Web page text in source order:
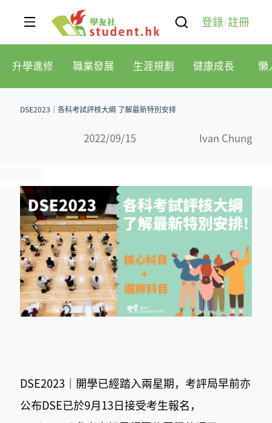
登錄 註冊
升學進修 職業發展 生涯規劃 健康成長 懶
DSE2023｜各科考試評核大綱 了解最新特別安排
2022/09/15 Ivan Chung
DSE2023｜開學已經踏入兩星期，考評局早前亦
公布DSE已於9月13日接受考生報名，